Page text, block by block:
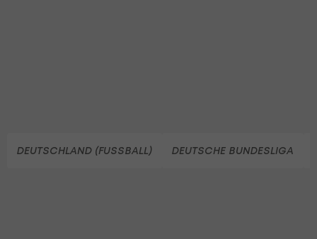
DEUTSCHLAND (FUSSBALL) DEUTSCHE BUNDESLIGA